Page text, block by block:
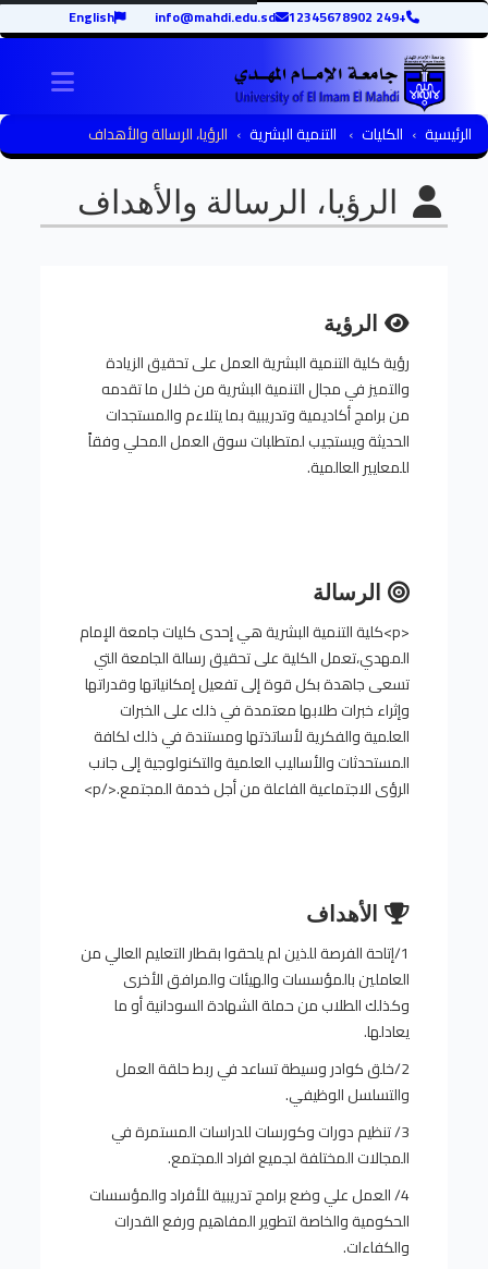
+249 12345678902
info@mahdi.edu.sd
English
الرئيسية الكليات التنمية البشرية الرؤيا، الرسالة والأهداف
الرؤيا، الرسالة والأهداف
الرؤية
رؤية كلية التنمية البشرية العمل على تحقيق الزيادة
والتميز في مجال التنمية البشرية من خلال ما تقدمه
من برامج أكاديمية وتدريبية بما يتلاءم والمستجدات
الحديثة ويستجيب لمتطلبات سوق العمل المحلي وفقاً
للمعايير العالمية.
الرسالة
<p>كلية التنمية البشرية هي إحدى كليات جامعة الإمام
المهدي،تعمل الكلية على تحقيق رسالة الجامعة التي
تسعى جاهدة بكل قوة إلى تفعيل إمكانياتها وقدراتها
وإثراء خبرات طلابها معتمدة في ذلك على الخبرات
العلمية والفكرية لأساتذتها ومستندة في ذلك لكافة
المستحدثات والأساليب العلمية والتكنولوجية إلى جانب
الرؤى الاجتماعية الفاعلة من أجل خدمة المجتمع.</p>
الأهداف
1/إتاحة الفرصة للذين لم يلحقوا بقطار التعليم العالي من
العاملين بالمؤسسات والهيئات والمرافق الأخرى
وكذلك الطلاب من حملة الشهادة السودانية أو ما
يعادلها.
2/خلق كوادر وسيطة تساعد في ربط حلقة العمل
والتسلسل الوظيفي.
3/ تنظيم دورات وكورسات للدراسات المستمرة في
المجالات المختلفة لجميع افراد المجتمع.
4/ العمل علي وضع برامج تدريبية للأفراد والمؤسسات
الحكومية والخاصة لتطوير المفاهيم ورفع القدرات
والكفاءات.